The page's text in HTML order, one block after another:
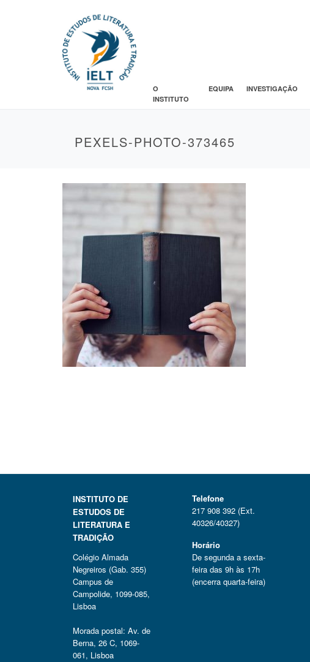
O
INSTITUTO
EQUIPA INVESTIGAÇÃO
PEXELS-PHOTO-373465
INSTITUTO DE
ESTUDOS DE
LITERATURA E
TRADIÇÃO
Colégio Almada
Negreiros (Gab. 355)
Campus de
Campolide, 1099-085,
Lisboa
Morada postal: Av. de
Berna, 26 C, 1069-
061, Lisboa
Telefone
217 908 392 (Ext.
40326/40327)
Horário
De segunda a sexta-
feira das 9h às 17h
(encerra quarta-feira)